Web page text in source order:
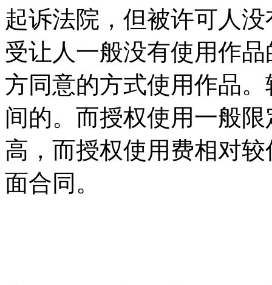
起诉法院，但被许可人
受让人一般没有使用作
方同意的方式使用作品
间的。而授权使用一般
高，而授权使用费相对
面合同。